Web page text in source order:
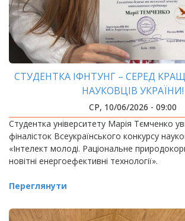
СТУДЕНТКА ІФНТУНГ – СЕРЕД
НАУКОВЦІВ УКРАЇНИ!
СР, 10/06/2026 - 09:00
Студентка університету Марія Тємченко
фіналісток Всеукраїнського конкурсу
«Інтелект молоді. Раціональне
новітні енергоефективні технології».
Переглянути